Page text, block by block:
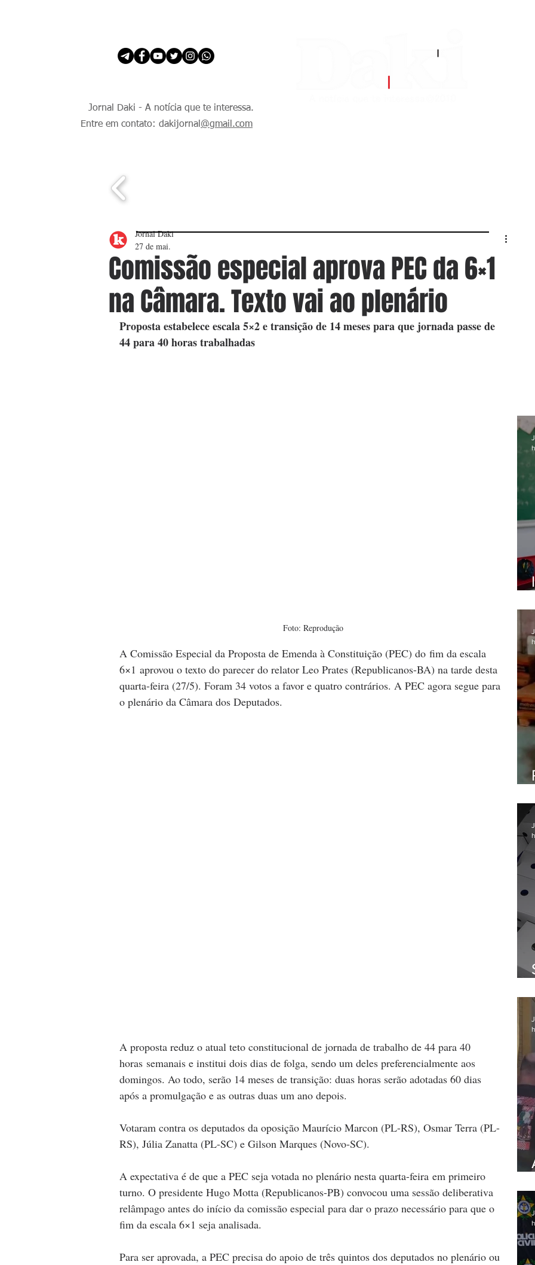
Jornal Daki - A notícia que te interessa.
Entre em contato: dakijornal @gmail.com
Comissão especial aprova PEC da 6×1
na Câmara. Texto vai ao plenário
Jornal Daki
27 de mai.
Proposta estabelece escala 5×2 e transição de 14 meses para que jornada passe de
44 para 40 horas trabalhadas
Foto: Reprodução
A Comissão Especial da Proposta de Emenda à Constituição (PEC) do fim da escala
6×1 aprovou o texto do parecer do relator Leo Prates (Republicanos-BA) na tarde desta
quarta-feira (27/5). Foram 34 votos a favor e quatro contrários. A PEC agora segue para
o plenário da Câmara dos Deputados.
A proposta reduz o atual teto constitucional de jornada de trabalho de 44 para 40
horas semanais e institui dois dias de folga, sendo um deles preferencialmente aos
domingos. Ao todo, serão 14 meses de transição: duas horas serão adotadas 60 dias
após a promulgação e as outras duas um ano depois.
Votaram contra os deputados da oposição Maurício Marcon (PL-RS), Osmar Terra (PL-
RS), Júlia Zanatta (PL-SC) e Gilson Marques (Novo-SC).
A expectativa é de que a PEC seja votada no plenário nesta quarta-feira em primeiro
turno. O presidente Hugo Motta (Republicanos-PB) convocou uma sessão deliberativa
relâmpago antes do início da comissão especial para dar o prazo necessário para que o
fim da escala 6×1 seja analisada.
Para ser aprovada, a PEC precisa do apoio de três quintos dos deputados no plenário ou